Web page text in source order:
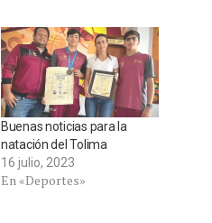
Buenas noticias para la
natación del Tolima
16 julio, 2023
En «Deportes»